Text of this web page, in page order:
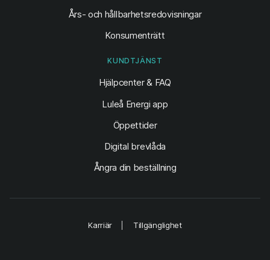
Års- och hållbarhetsredovisningar
Konsumenträtt
KUNDTJÄNST
Hjälpcenter & FAQ
Luleå Energi app
Öppettider
Digital brevlåda
Ångra din beställning
Karriär Tillgänglighet